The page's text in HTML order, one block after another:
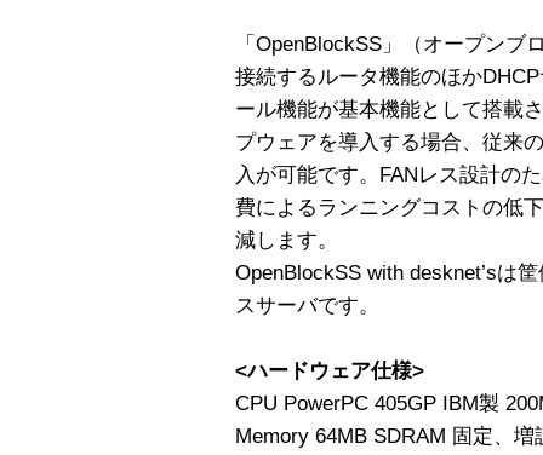
「OpenBlockSS」（オープン
接続するルータ機能のほか
ール機能が基本機能として搭載
プウェアを導入する場合、従来
入が可能です。FANレス設計の
費によるランニングコストの低
減します。
OpenBlockSS with desknet’sは
スサーバです。
<ハードウェア仕様>
CPU PowerPC 405GP IBM製
Memory 64MB SDRAM 固定、増